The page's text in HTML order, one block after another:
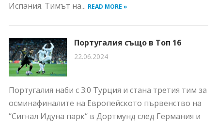
Испания. Тимът на... READ MORE »
Португалия също в Топ 16
22.06.2024
Португалия наби с 3:0 Турция и стана третия тим за
осминафиналите на Европейското първенство на
“Сигнал Идуна парк“ в Дортмунд след Германия и